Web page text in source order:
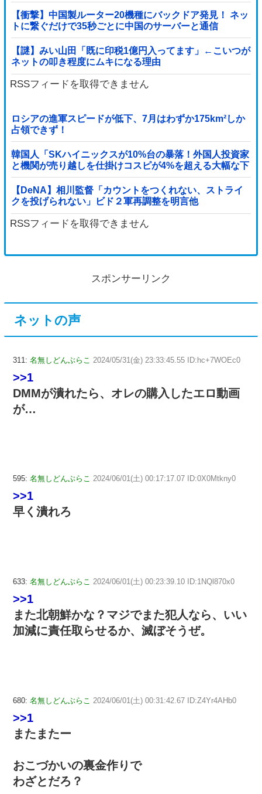
わからん
【衝撃】中国製ルーター20機種にバックドア発見！ ネッ
トに繋ぐだけで35秒ごとに中国のサーバーと通信
【謎】みい山田「既に印税1億円入ってます」←こいつが
ネットの叩き程度にムキになる理由
RSSフィードを取得できません
ロシアの進軍スピードが低下、7月はわずか175km²しか
占領できず！
韓国人「SKハイニックスが10%台の暴落！外国人投資家
と機関が売り越しを仕掛けコスピが4%を超える大幅な下
落‥」
【DeNA】相川監督「カウントをつくれない、ストライ
クを投げられない」ビド２軍再調整を明言他
RSSフィードを取得できません
スポンサーリンク
ネットの声
311: 名無しどんぶらこ 2024/05/31(金) 23:33:45.55 ID:hc+7WOEc0
>>1
DMMが潰れたら、オレの購入したエロ動画
が…
595: 名無しどんぶらこ 2024/06/01(土) 00:17:17.07 ID:0X0Mtkny0
>>1
早く潰れろ
633: 名無しどんぶらこ 2024/06/01(土) 00:23:39.10 ID:1NQl870x0
>>1
また北朝鮮かな？マジでまた犯人なら、いい
加減に責任取らせるか、滅ぼそうぜ。
680: 名無しどんぶらこ 2024/06/01(土) 00:31:42.67 ID:Z4Yr4AHb0
>>1
またまたー
おこづかいの裏金作りで
わざとだろ？